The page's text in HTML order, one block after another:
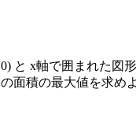
と x軸で囲まれた図形
面積の最大値を求めよ